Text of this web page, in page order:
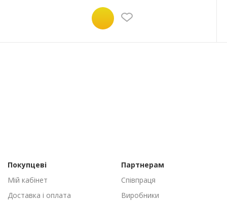
Покупцеві
Мій кабінет
Доставка і оплата
Партнерам
Співпраця
Виробники